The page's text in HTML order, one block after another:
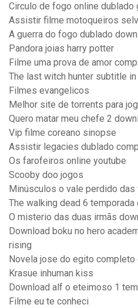
Circulo de fogo online dublado
Assistir filme motoqueiros
A guerra do fogo dublado
Pandora joias harry potter
Filme uma prova de amor
The last witch hunter subtitle in
Filmes evangelicos
Melhor site de torrents para
Quero matar meu chefe 2
Vip filme coreano sinopse
Assistir legacies dublado
Os farofeiros online youtube
Scooby doo jogos
Minúsculos o vale perdido
The walking dead 6 temporada
O misterio das duas irmãs
Download boku no hero
rising
Novela jose do egito completo
Krasue inhuman kiss
Download alf o eteimoso 1
Filme eu te conheci